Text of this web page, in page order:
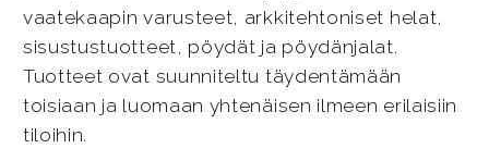
vaatekaapin varusteet, arkkitehtoniset helat,
sisustustuotteet, pöydät ja pöydänjalat.
Tuotteet ovat suunniteltu täydentämään
toisiaan ja luomaan yhtenäisen ilmeen erilaisiin
tiloihin.